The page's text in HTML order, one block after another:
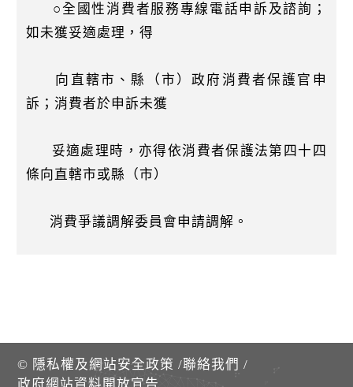
○全國性消費者服務專線電話申訴及諮詢；
如未獲妥適處理，得
向直轄市、縣（市）政府消費者保護官申
訴；消費者於申訴未獲
妥適處理時，亦得依消費者保護法第四十四
條向直轄市或縣（市）
消費爭議調解委員會申請調解。
© 隱私權及網站安全政策 /聯絡我們 /